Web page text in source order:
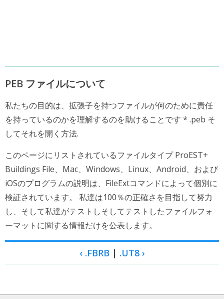
PEB ファイルについて
私たちの目的は、拡張子を持つファイルが何のために責任
を持っているのかを理解するのを助けることです * .peb そ
してそれを開く方法.
このページにリストされているファイルタイプ ProEST+
Buildings File、Mac、Windows、Linux、Android、および
iOSのプログラムの説明は、FileExtコマンドによって個別に
検証されています。 私達は100％の正確さを目指して努力
し、そして私達がテストしそしてテストしたファイルフォ
ーマットに関する情報だけを公表します。
‹ .FBRB | .UT8 ›